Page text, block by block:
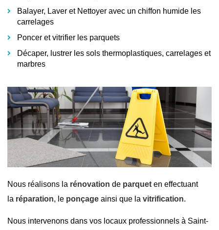
Balayer, Laver et Nettoyer avec un chiffon humide les
carrelages
Poncer et vitrifier les parquets
Décaper, lustrer les sols thermoplastiques, carrelages et
marbres
Nous réalisons la rénovation de parquet en effectuant
la réparation, le ponçage ainsi que la vitrification.
Nous intervenons dans vos locaux professionnels à Saint-